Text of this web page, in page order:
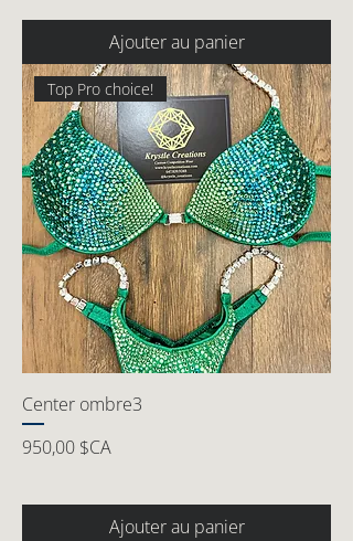
Ajouter au panier
Top Pro choice!
Center ombre3
Prix
950,00 $CA
Ajouter au panier